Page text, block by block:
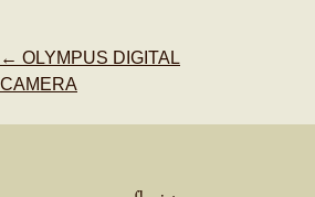
Post
navigation
← OLYMPUS DIGITAL
CAMERA